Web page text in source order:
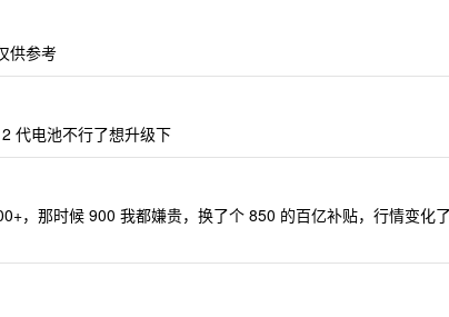
供参考
代电池不行了想升级下
，那时候 900 我都嫌贵，换了个 850 的百亿补贴，行情变化